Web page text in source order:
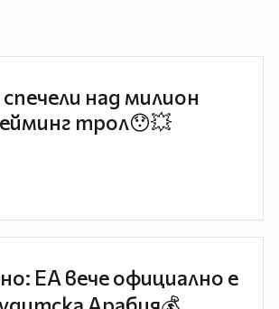
над милион
трол😯💥
EA вече официално е